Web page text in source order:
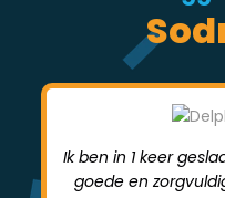
Ik ben in 1 keer
goede en